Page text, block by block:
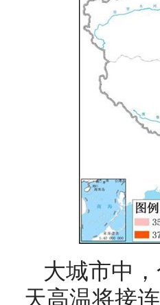
大城市中
天高温将接